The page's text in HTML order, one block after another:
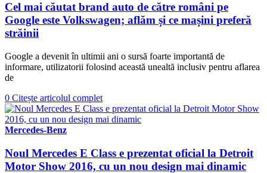
Cel mai căutat brand auto de către români pe
Google este Volkswagen; aflăm și ce mașini preferă
străinii
Google a devenit în ultimii ani o sursă foarte importantă de
informare, utilizatorii folosind această unealtă inclusiv pentru aflarea
de
0 Citește articolul complet
Mercedes-Benz
Noul Mercedes E Class e prezentat oficial la Detroit
Motor Show 2016, cu un nou design mai dinamic